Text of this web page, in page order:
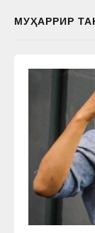
МУҲАРРИР